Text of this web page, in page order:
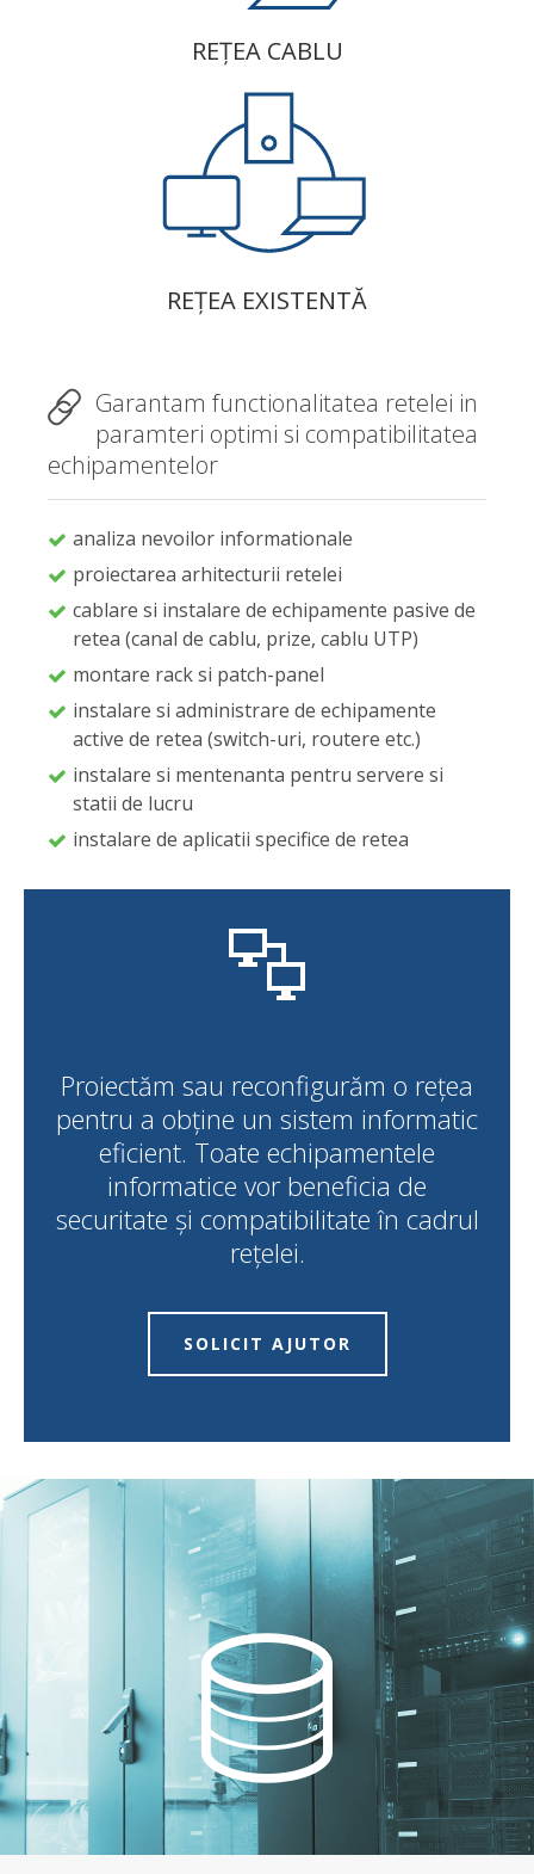
REȚEA CABLU
REȚEA EXISTENTĂ
Garantam functionalitatea retelei in
paramteri optimi si compatibilitatea
echipamentelor
analiza nevoilor informationale
proiectarea arhitecturii retelei
cablare si instalare de echipamente pasive de
retea (canal de cablu, prize, cablu UTP)
montare rack si patch-panel
instalare si administrare de echipamente
active de retea (switch-uri, routere etc.)
instalare si mentenanta pentru servere si
statii de lucru
instalare de aplicatii specifice de retea
Proiectăm sau reconfigurăm o rețea
pentru a obține un sistem informatic
eficient. Toate echipamentele
informatice vor beneficia de
securitate și compatibilitate în cadrul
rețelei.
SOLICIT AJUTOR